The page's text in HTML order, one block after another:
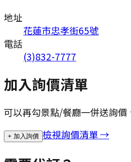
地址
花蓮市忠孝街65號
電話
(3)832-7777
加入詢價清單
可以再勾景點/餐廳一併送詢價
+ 加入詢價 檢視詢價清單 →